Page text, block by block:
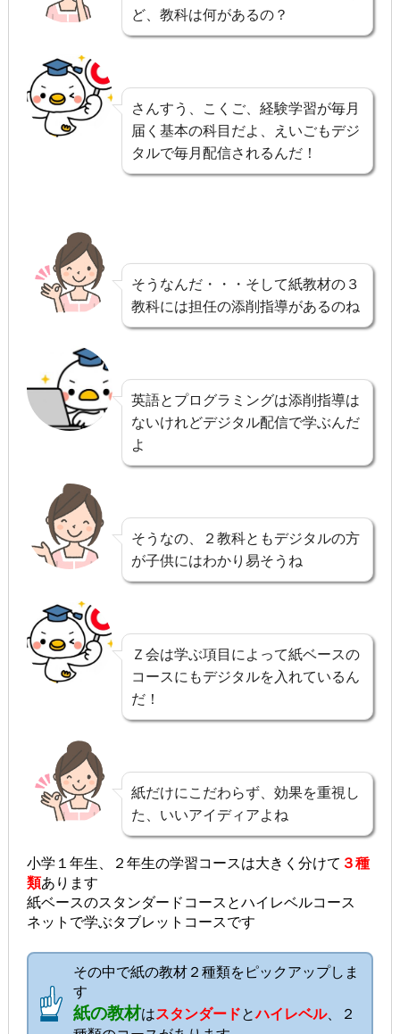
ど、教科は何があるの？
さんすう、こくご、経験学習が毎月
届く基本の科目だよ、えいごもデジ
タルで毎月配信されるんだ！
そうなんだ・・・そして紙教材の３
教科には担任の添削指導があるのね
英語とプログラミングは添削指導は
ないけれどデジタル配信で学ぶんだ
よ
そうなの、２教科ともデジタルの方
が子供にはわかり易そうね
Ｚ会は学ぶ項目によって紙ベースの
コースにもデジタルを入れているん
だ！
紙だけにこだわらず、効果を重視し
た、いいアイディアよね
小学１年生、２年生の学習コースは大きく分けて ３種
類あります
紙ベースのスタンダードコースとハイレベルコース
ネットで学ぶタブレットコースです
その中で紙の教材２種類をピックアップしま
す
紙の教材はスタンダードとハイレベル、２